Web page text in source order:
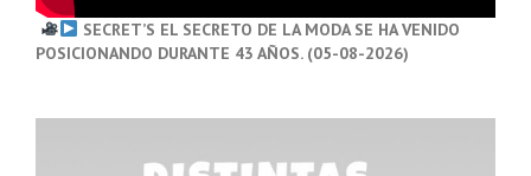
SECRET’S EL SECRETO DE LA MODA SE HA VENIDO
POSICIONANDO DURANTE 43 AÑOS. (05-08-2026)